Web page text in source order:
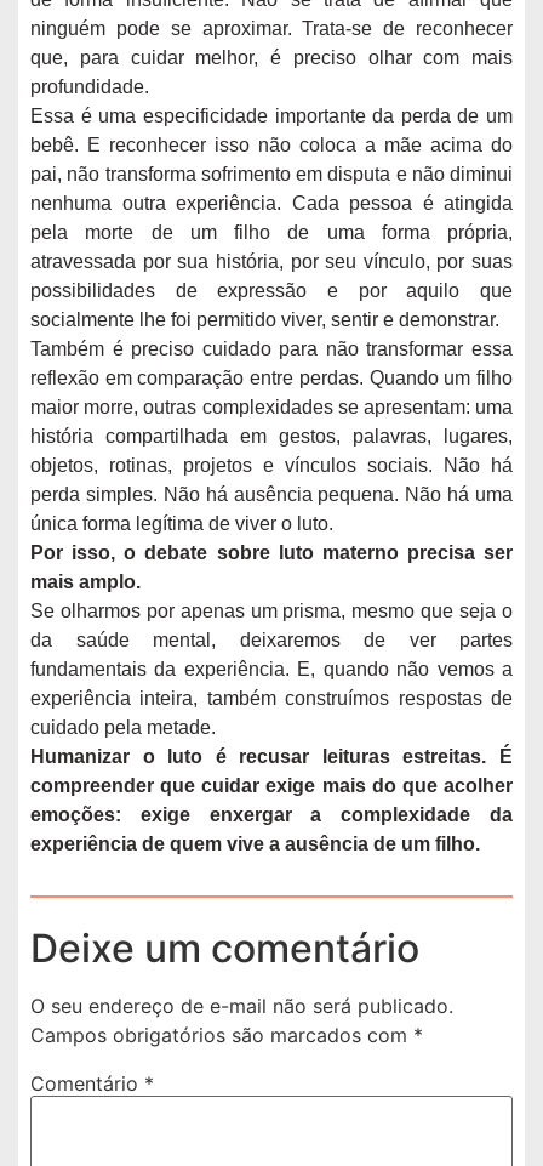
ninguém pode se aproximar. Trata-se de reconhecer
que, para cuidar melhor, é preciso olhar com mais
profundidade.
Essa é uma especificidade importante da perda de um
bebê. E reconhecer isso não coloca a mãe acima do
pai, não transforma sofrimento em disputa e não diminui
nenhuma outra experiência. Cada pessoa é atingida
pela morte de um filho de uma forma própria,
atravessada por sua história, por seu vínculo, por suas
possibilidades de expressão e por aquilo que
socialmente lhe foi permitido viver, sentir e demonstrar.
Também é preciso cuidado para não transformar essa
reflexão em comparação entre perdas. Quando um filho
maior morre, outras complexidades se apresentam: uma
história compartilhada em gestos, palavras, lugares,
objetos, rotinas, projetos e vínculos sociais. Não há
perda simples. Não há ausência pequena. Não há uma
única forma legítima de viver o luto.
Por isso, o debate sobre luto materno precisa ser
mais amplo.
Se olharmos por apenas um prisma, mesmo que seja o
da saúde mental, deixaremos de ver partes
fundamentais da experiência. E, quando não vemos a
experiência inteira, também construímos respostas de
cuidado pela metade.
Humanizar o luto é recusar leituras estreitas.
É
compreender que cuidar exige mais do que acolher
emoções: exige enxergar a complexidade da
experiência de quem vive a ausência de um filho.
Deixe um comentário
O seu endereço de e-mail não será publicado.
Campos obrigatórios são marcados com *
Comentário *